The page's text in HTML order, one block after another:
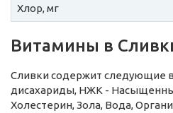
Хлор, мг
Витамины в
Сливки содержит следующие
дисахариды, НЖК -
Холестерин, Зола, Вода,